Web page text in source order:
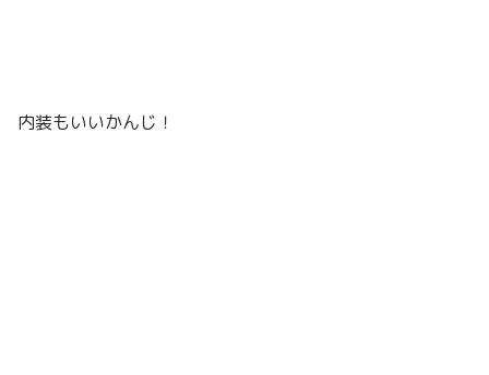
内装もいいかんじ！